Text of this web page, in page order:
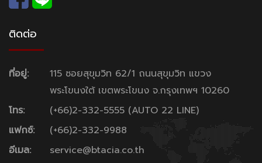
ติดต่อ
ที่อยู่:
115 ซอยสุขุมวิท 62/1 ถนนสุขุมวิท แขวง
พระโขนงใต้ เขตพระโขนง จ.กรุงเทพฯ 10260
โทร:
(+66)2-332-5555 (AUTO 22 LINE)
แฟกซ์:
(+66)2-332-9988
อีเมล:
service@btacia.co.th